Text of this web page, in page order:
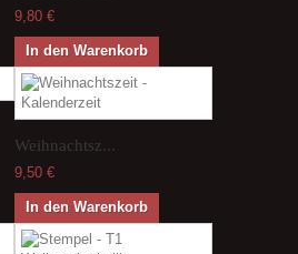
9,80 €
In den Warenkorb
Weihnachtsz...
9,50 €
In den Warenkorb